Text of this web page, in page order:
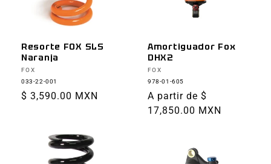
Resorte FOX SLS
Naranja
Proveedor:
FOX
033-22-001
Precio
$ 3,590.00 MXN
Amortiguador Fox
DHX2
Proveedor:
FOX
978-01-605
Precio
habitual
A partir de $
17,850.00 MXN